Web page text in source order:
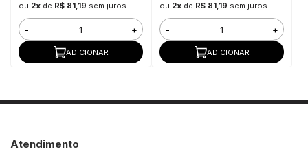
ou 2xde R$ 81,19 sem juros
- +
ADICIONAR
ou 2xde R$ 81,19 sem juros
- +
ADICIONAR
Atendimento